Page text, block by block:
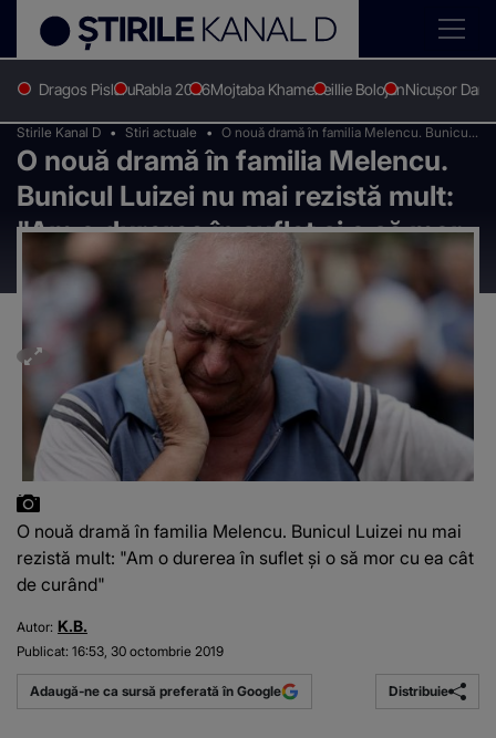
Dragos PislaruRabla 2026Mojtaba KhameneiIlie BolojanNicușor Dan
Stirile Kanal D Stiri actuale
O nouă dramă în familia Melencu. Bunicul
Luizei nu mai rezistă mult: "Am o durerea
în suflet și o să mor cu ea cât de curând"
O nouă dramă în familia Melencu.
Bunicul Luizei nu mai rezistă mult:
"Am o durerea în suflet și o să mor
cu ea cât de curând"
O nouă dramă în familia Melencu. Bunicul Luizei nu mai
rezistă mult: "Am o durerea în suflet și o să mor cu ea cât
de curând"
Autor: K.B.
Publicat: 16:53, 30 octombrie 2019
Adaugă-ne ca sursă preferată în Google Distribuie